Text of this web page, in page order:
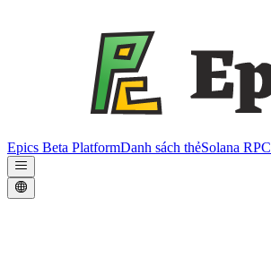
Epics Beta PlatformDanh sách thẻSolana RPC